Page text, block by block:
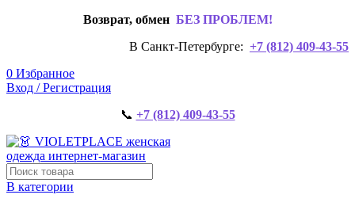
Возврат, обмен БЕЗ ПРОБЛЕМ!
В Санкт-Петербурге: +7 (812) 409-43-55
0 Избранное
Вход / Регистрация
📞 +7 (812) 409-43-55
В категории